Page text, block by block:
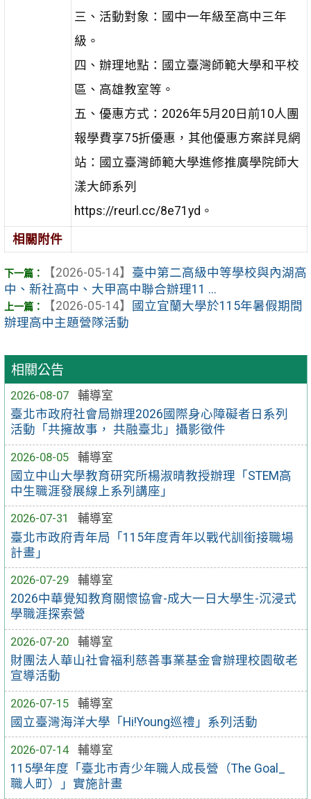
相關公告
2026-08-07
輔導室
臺北市政府社會局辦理2026國際身心障礙者日系列
活動「共擁故事， 共融臺北」攝影徵件
2026-08-05
輔導室
國立中山大學教育研究所楊淑晴教授辦理「STEM高
中生職涯發展線上系列講座」
2026-07-31
輔導室
臺北市政府青年局「115年度青年以戰代訓銜接職場
計畫」
2026-07-29
輔導室
2026中華覺知教育關懷協會-成大一日大學生-沉浸式
學職涯探索營
2026-07-20
輔導室
財團法人華山社會福利慈善事業基金會辦理校園敬老
宣導活動
2026-07-15
輔導室
國立臺灣海洋大學「Hi!Young巡禮」系列活動
2026-07-14
輔導室
115學年度「臺北市青少年職人成長營（The Goal_
職人町）」實施計畫
三、活動對象：國中一年級至高中三年
級。
四、辦理地點：國立臺灣師範大學和平校
區、高雄教室等。
五、優惠方式：2026年5月20日前10人團
報學費享75折優惠，其他優惠方案詳見網
站：國立臺灣師範大學進修推廣學院師大
漾大師系列
https://reurl.cc/8e71yd。
相關附件
【2026-05-14】 臺中第二高級中等學校與內湖高
中、新社高中、大甲高中聯合辦理11 ...
【2026-05-14】
國立宜蘭大學於115年暑假期間
辦理高中主題營隊活動